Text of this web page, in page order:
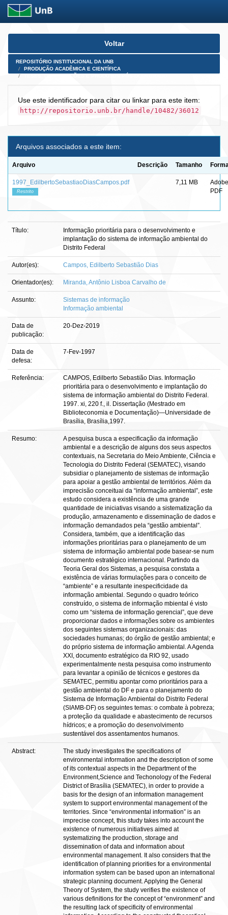
Skip
Voltar
REPOSITÓRIO INSTITUCIONAL DA UNB
PRODUÇÃO ACADÊMICA E CIENTÍFICA
Use este identificador para citar ou linkar para este item:
http://repositorio.unb.br/handle/10482/36012
Arquivos associados a este item:
Arquivo Descrição Tamanho
1997_EdilbertoSebastiaoDiasCampos.pdf
Restrito
7,11 MB
Adobe
PDF
Título:
Informação prioritária para o desenvolvimento e
implantação do sistema de informação ambiental do
Distrito Federal
Autor(es): Campos, Edilberto Sebastião Dias
Orientador(es): Miranda, Antônio Lisboa Carvalho de
Assunto:
Sistemas de informação
Informação ambiental
Data de
publicação:
20-Dez-2019
Data de
defesa:
7-Fev-1997
Referência:
CAMPOS, Edilberto Sebastião Dias. Informação
prioritária para o desenvolvimento e implantação do
sistema de informação ambiental do Distrito Federal.
1997. xi, 220 f., il. Dissertação (Mestrado em
Biblioteconomia e Documentação)—Universidade de
Brasília, Brasília,1997.
Resumo:
A pesquisa busca a especificação da informação
ambiental e a descrição de alguns dos seus aspectos
contextuais, na Secretaria do Meio Ambiente, Ciência e
Tecnologia do Distrito Federal (SEMATEC), visando
subsidiar o planejamento de sistemas de informação
para apoiar a gestão ambiental de territórios. Além da
imprecisão conceituai da “informação ambiental”, este
estudo considera a existência de uma grande
quantidade de iniciativas visando a sistematização da
produção, armazenamento e disseminação de dados e
informação demandados pela “gestão ambiental”.
Considera, também, que a identificação das
informações prioritárias para o planejamento de um
sistema de informação ambiental pode basear-se num
documento estratégico internacional. Partindo da
Teoria Geral dos Sistemas, a pesquisa constata a
existência de várias formulações para o conceito de
“ambiente” e a resultante inespecificidade da
informação ambiental. Segundo o quadro teórico
construído, o sistema de informação mbiental é visto
como um “sistema de informação gerencial”, que deve
proporcionar dados e informações sobre os ambientes
dos seguintes sistemas organizacionais: das
sociedades humanas; do órgão de gestão ambiental; e
do próprio sistema de informação ambiental. A Agenda
XXI, documento estratégico da RIO 92, usado
experimentalmente nesta pesquisa como instrumento
para levantar a opinião de técnicos e gestores da
SEMATEC, permitiu apontar como prioritários para a
gestão ambiental do DF e para o planejamento do
Sistema de Informação Ambiental do Distrito Federal
(SIAMB-DF) os seguintes temas: o combate à pobreza;
a proteção da qualidade e abastecimento de recursos
hídricos; e a promoção do desenvolvimento
sustentável dos assentamentos humanos.
Abstract:
The study investigates the specifications of
environmental information and the description of some
of its contextual aspects in the Department of the
Environment,Science and Techonology of the Federal
District of Brasília (SEMATEC), in order to provide a
basis for the design of an information management
system to support environmental management of the
territories. Since “environmental information” is an
imprecise concept, this study takes into account the
existence of numerous initiatives aimed at
systematizing the production, storage and
dissemination of data and information about
environmental management. It also considers that the
identification of planning priorities for a environmental
information system can be based upon an international
strategic planning document. Applying the General
Theory of System, the study verifies the existence of
various definitions for the concept of “environment” and
the resulting lack of specificity of environmental